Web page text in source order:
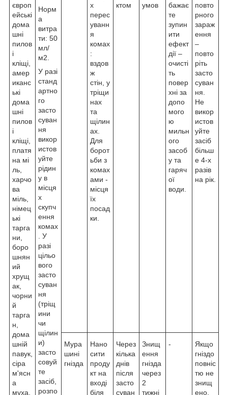
європ
ейські
дома
шні
пилов
і
кліщі,
амер
иканс
ькі
дома
шні
пилов
і
кліщі,
платя
на мі
ль,
харчо
ва
міль,
німец
ькі
тарга
ни,
боро
шнян
ий
хрущ
ак,
чорни
й
тарга
н,
дома
шній
павук,
сіра
м'ясн
а
муха,
Норм
а
витра
ти: 50
мл/
м2.
У разі
станд
артно
го
засто
суван
ня
викор
истов
уйте
рідин
у в
місця
х
скупч
ення
комах
. У
разі
цільо
вого
засто
суван
ня
(тріщ
ини
чи
щілин
и)
засто
совуй
те
засіб,
розпо
х
перес
уванн
я
комах
:
вздов
ж
стін, у
тріщи
нах
та
щілин
ах.
Для
борот
ьби з
комах
ами -
місця
їх
посад
ки.
ктом
умов
бажає
те
зупин
ити
ефект
дії –
очисті
ть
повер
хні за
допо
мого
ю
мильн
ого
засоб
у та
гаряч
ої
води.
повто
рного
зараж
ення
–
повто
ріть
засто
суван
ня.
Не
викор
истов
уйте
засіб
більш
е 4-х
разів
на рік.
Мура
шині
гнізда
Нано
сити
проду
кт на
вході
біля
Через
кілька
днів
після
засто
суван
Знищ
ення
гнізда
через
2
тижні
-
Якщо
гніздо
повніс
тю не
знищ
ено,